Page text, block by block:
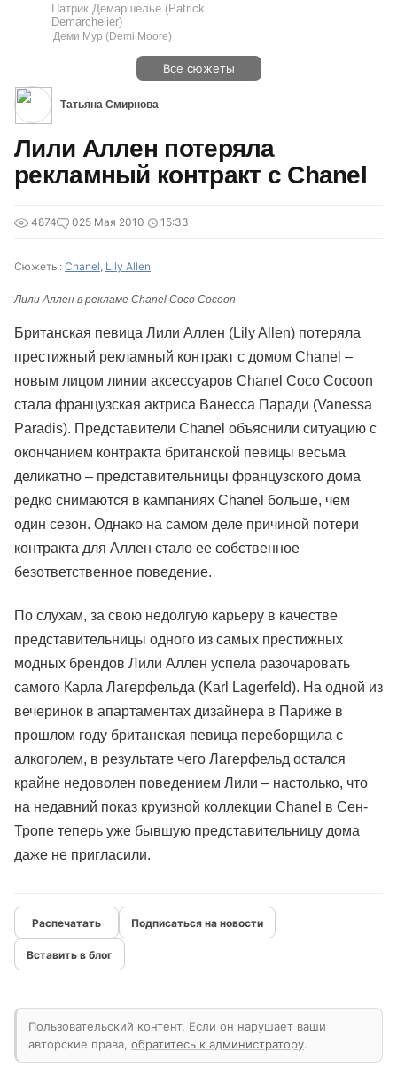
Патрик Демаршелье (Patrick
Demarchelier)
Деми Мур (Demi Moore)
Все сюжеты
Татьяна Смирнова
Лили Аллен потеряла
рекламный контракт с Chanel
4874 025 Мая 2010 15:33
Сюжеты: Chanel, Lily Allen
Лили Аллен в рекламе Chanel Coco Cocoon
Британская певица Лили Аллен (Lily Allen) потеряла
престижный рекламный контракт с домом Chanel –
новым лицом линии аксессуаров Chanel Coco Cocoon
стала французская актриса Ванесса Паради (Vanessa
Paradis). Представители Chanel объяснили ситуацию с
окончанием контракта британской певицы весьма
деликатно – представительницы французского дома
редко снимаются в кампаниях Chanel больше, чем
один сезон. Однако на самом деле причиной потери
контракта для Аллен стало ее собственное
безответственное поведение.
По слухам, за свою недолгую карьеру в качестве
представительницы одного из самых престижных
модных брендов Лили Аллен успела разочаровать
самого Карла Лагерфельда (Karl Lagerfeld). На одной из
вечеринок в апартаментах дизайнера в Париже в
прошлом году британская певица переборщила с
алкоголем, в результате чего Лагерфельд остался
крайне недоволен поведением Лили – настолько, что
на недавний показ круизной коллекции Chanel в Сен-
Тропе теперь уже бывшую представительницу дома
даже не пригласили.
Подписаться на новости
Вставить в блог
Пользовательский контент. Если он нарушает ваши
авторские права, обратитесь к администратору.